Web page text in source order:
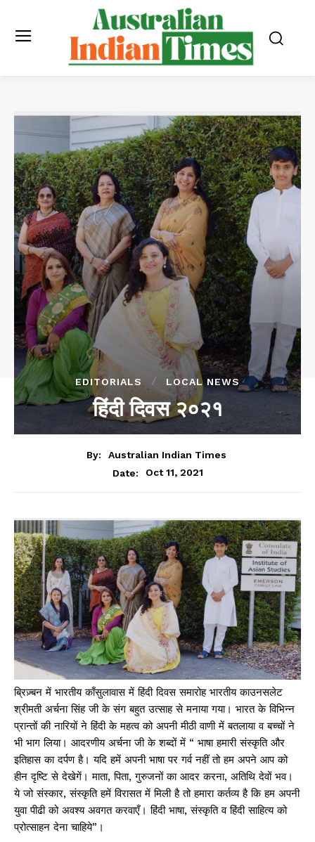
EDITORIALS LOCAL NEWS
हिंदी दिवस २०२१
By:
Australian Indian Times
Date:
Oct 11, 2021
ब्रिज़्बन में भारतीय काँसुलावास में हिंदी दिवस समारोह भारतीय काउनसलेट
श्रीमती अर्चना सिंह जी के संग बहुत उत्साह से मनाया गया। भारत के विभिन्न
प्रान्तों की नारियों ने हिंदी के महत्व को अपनी मीठी वाणी में बतलाया व बच्चों ने
भी भाग लिया। आदरणीय अर्चना जी के शब्दों में “ भाषा हमारी संस्कृति और
इतिहास का दर्पण है। यदि हमें अपनी भाषा पर गर्व नहीं तो हम अपने आप को
हीन दृष्टि से देखेगें। माता, पिता, गुरुजनों का आदर करना, अतिथि देवों भव।
ये जो संस्कार, संस्कृति हमें विरासत में मिली है तो हमारा कर्तव्य है कि हम अपनी
युवा पीढी को अवश्य अवगत करवाएँ। हिंदी भाषा, संस्कृति व हिंदी साहित्य को
प्रोत्साहन देना चाहिये”।